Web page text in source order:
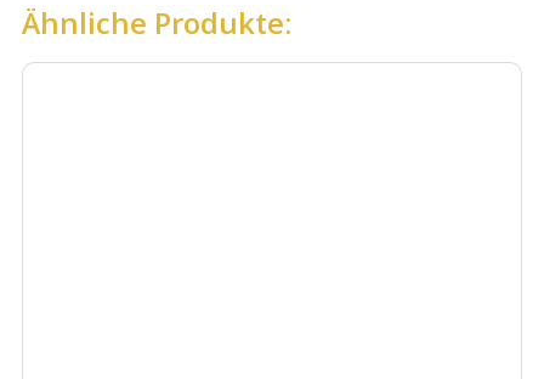
Ähnliche Produkte: